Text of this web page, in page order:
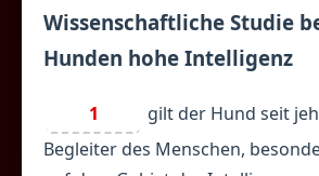
Wissenschaftliche Studie
Hunden hohe Intelligenz
1
gilt der Hund seit
Begleiter des Menschen,